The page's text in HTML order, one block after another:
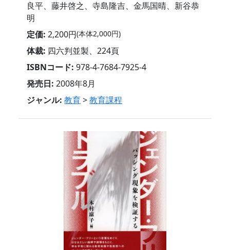
良平、藤井啓之、寺島隆吉、金馬国晴、新谷恭
明
定価: 2,200円(本体2,000円)
体裁: 四六判並製、224頁
ISBNコード: 978-4-7684-7925-4
発売日: 2008年8月
ジャンル: 教育>教育課程